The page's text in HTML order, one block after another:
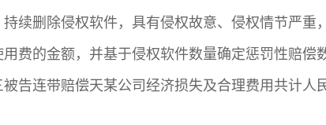
续删除侵权软件，具有侵权故意、侵权情节严重
费的金额，并基于侵权软件数量确定惩罚性赔偿
告连带赔偿天某公司经济损失及合理费用共计